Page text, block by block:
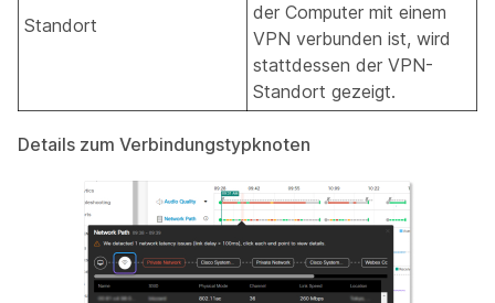
Standort
der Computer mit einem
VPN verbunden ist, wird
stattdessen der VPN-
Standort gezeigt.
Details zum Verbindungstypknoten